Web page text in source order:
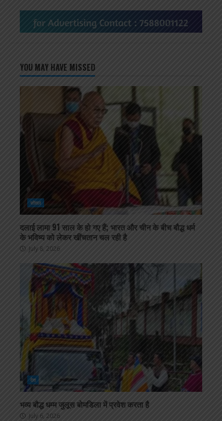
YOU MAY HAVE MISSED
सोशल
दलाई लामा 91 साल के हो गए हैं; भारत और चीन के बीच बौद्ध धर्म
के भविष्य को लेकर खींचतान चल रही है
July 8, 2026
देश
भव्य बौद्ध धम्म जुलूस बोमडिला में प्रवेश करता है
July 6, 2026